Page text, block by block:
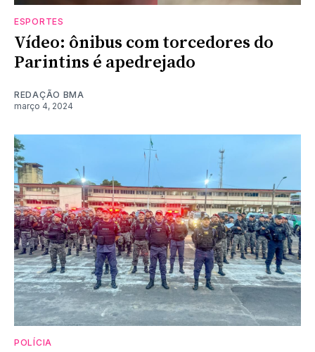
ESPORTES
Vídeo: ônibus com torcedores do
Parintins é apedrejado
REDAÇÃO BMA
março 4, 2024
POLÍCIA